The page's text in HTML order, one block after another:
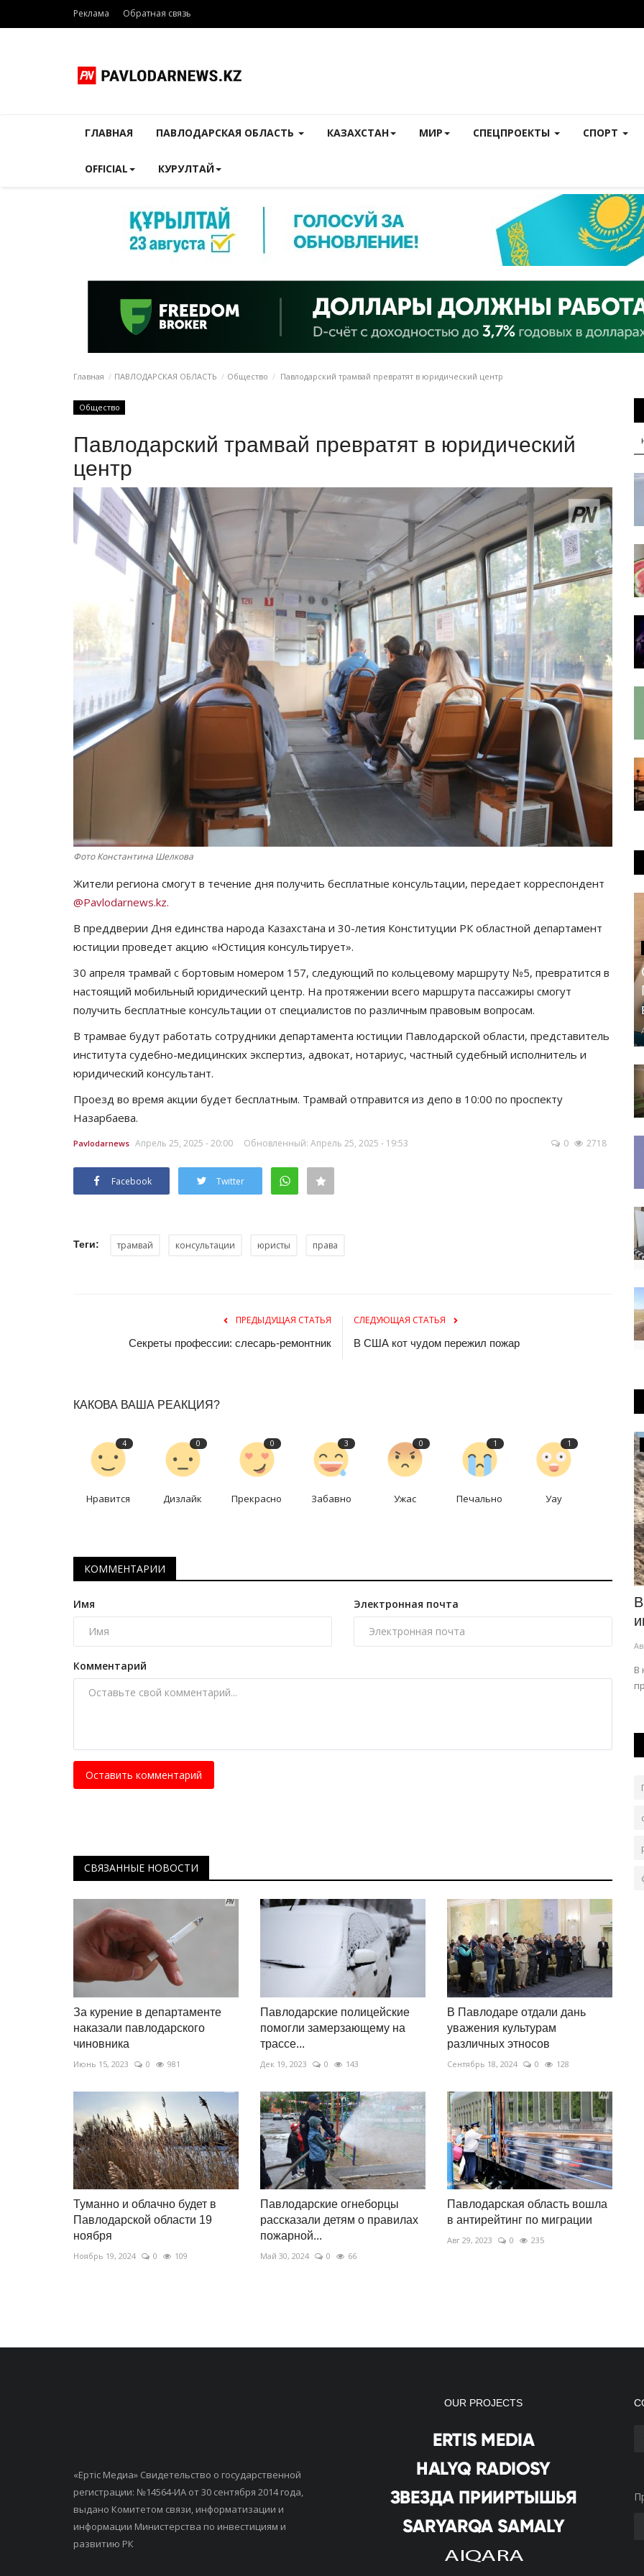
Реклама Обратная связь
ГЛАВНАЯ ПАВЛОДАРСКАЯ ОБЛАСТЬ КАЗАХСТАН МИР СПЕЦПРОЕКТЫ СПОРТ
OFFICIAL КУРУЛТАЙ
Главная ПАВЛОДАРСКАЯ ОБЛАСТЬ Общество Павлодарский трамвай превратят в юридический центр
Общество
Павлодарский трамвай превратят в юридический
центр
Фото Константина Шелкова
Жители региона смогут в течение дня получить бесплатные консультации, передает корреспондент
@Pavlodarnews.kz.
В преддверии Дня единства народа Казахстана и 30-летия Конституции РК областной департамент
юстиции проведет акцию «Юстиция консультирует».
30 апреля трамвай с бортовым номером 157, следующий по кольцевому маршруту №5, превратится в
настоящий мобильный юридический центр. На протяжении всего маршрута пассажиры смогут
получить бесплатные консультации от специалистов по различным правовым вопросам.
В трамвае будут работать сотрудники департамента юстиции Павлодарской области, представитель
института судебно-медицинских экспертиз, адвокат, нотариус, частный судебный исполнитель и
юридический консультант.
Проезд во время акции будет бесплатным. Трамвай отправится из депо в 10:00 по проспекту
Назарбаева.
Pavlodarnews Апрель 25, 2025 - 20:00 Обновленный: Апрель 25, 2025 - 19:53 0 2718
Facebook Twitter
Теги: трамвай консультации юристы права
ПРЕДЫДУЩАЯ СТАТЬЯ
Секреты профессии: слесарь-ремонтник
СЛЕДУЮЩАЯ СТАТЬЯ
В США кот чудом пережил пожар
КАКОВА ВАША РЕАКЦИЯ?
4
Нравится
0
Дизлайк
0
Прекрасно
3
Забавно
0
Ужас
1
Печально
1
Уау
КОММЕНТАРИИ
Имя Электронная почта
Комментарий
Оставить комментарий
СВЯЗАННЫЕ НОВОСТИ
За курение в департаменте
наказали павлодарского
чиновника
Июнь 15, 2023 0 981
Павлодарские полицейские
помогли замерзающему на
трассе...
Дек 19, 2023 0 143
В Павлодаре отдали дань
уважения культурам
различных этносов
Сентябрь 18, 2024 0 128
Туманно и облачно будет в
Павлодарской области 19
ноября
Ноябрь 19, 2024 0 109
Павлодарские огнеборцы
рассказали детям о правилах
пожарной...
Май 30, 2024 0 66
Павлодарская область вошла
в антирейтинг по миграции
Авг 29, 2023 0 235
История одного памятника
раскрывают тайны Павлодарского...
Апрель 18, 2025 0 7742
Погружаясь в древнюю историю уникальных
памятников прошлого.
Общество
Жителей Павлодарской области
порадует арбузный фестиваль
Авг 4, 2026 0 1615
В
«Ертiс Медиа» Свидетельство о государственной
регистрации: №14564-ИА от 30 сентября 2014 года,
выдано Комитетом связи, информатизации и
информации Министерства по инвестициям и
развитию РК
OUR PROJECTS